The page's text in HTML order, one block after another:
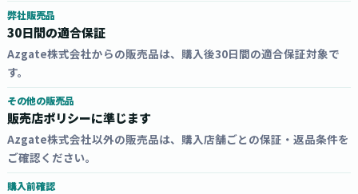
弊社販売品
30日間の適合保証
Azgate株式会社からの販売品は、購入後30日間の適合保証対象で
す。
その他の販売品
販売店ポリシーに準じます
Azgate株式会社以外の販売品は、購入店舗ごとの保証・返品条件を
ご確認ください。
購入前確認